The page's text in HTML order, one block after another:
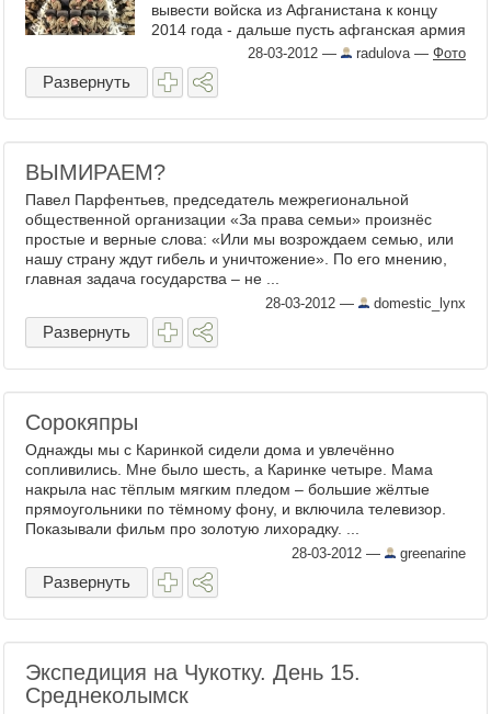
вывести войска из Афганистана к концу
2014 года - дальше пусть афганская армия
и полиция как-нибудь ...
28-03-2012 — radulova— Фото
Развернуть
ВЫМИРАЕМ?
Павел Парфентьев, председатель межрегиональной
общественной организации «За права семьи» произнёс
простые и верные слова: «Или мы возрождаем семью, или
нашу страну ждут гибель и уничтожение». По его мнению,
главная задача государства – не ...
28-03-2012 — domestic_lynx
Развернуть
Сорокяпры
Однажды мы с Каринкой сидели дома и увлечённо
сопливились. Мне было шесть, а Каринке четыре. Мама
накрыла нас тёплым мягким пледом – большие жёлтые
прямоугольники по тёмному фону, и включила телевизор.
Показывали фильм про золотую лихорадку. ...
28-03-2012 — greenarine
Развернуть
Экспедиция на Чукотку. День 15.
Среднеколымск